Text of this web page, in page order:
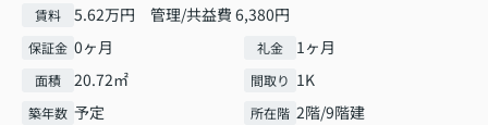
賃料 5.62万円 管理/共益費 6,380円
保証金 0ヶ月 礼金 1ヶ月
面積 20.72㎡ 間取り 1K
築年数 予定 所在階 2階/9階建